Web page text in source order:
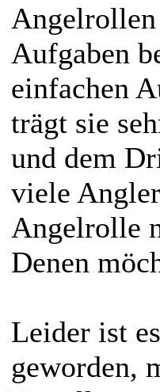
Aufgaben
einfachen
trägt sie
und dem
viele
Angelrolle
Denen
Leider ist
geworden,